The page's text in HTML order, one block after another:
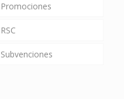
Promociones
RSC
Subvenciones